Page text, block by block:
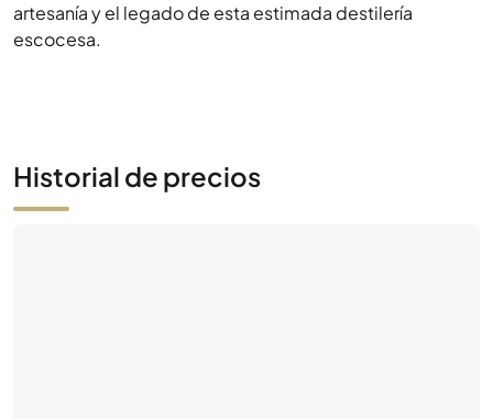
artesanía y el legado de esta estimada destilería
escocesa.
Historial de precios